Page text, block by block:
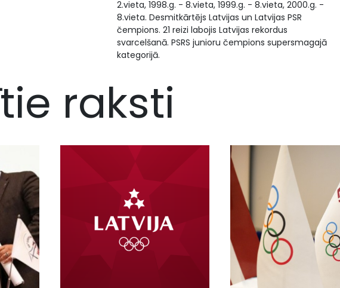
2.vieta, 1998.g. - 8.vieta, 1999.g. - 8.vieta, 2000.g. -
8.vieta. Desmitkārtējs Latvijas un Latvijas PSR
čempions. 21 reizi labojis Latvijas rekordus
svarcelšanā. PSRS junioru čempions supersmagajā
kategorijā.
raksti